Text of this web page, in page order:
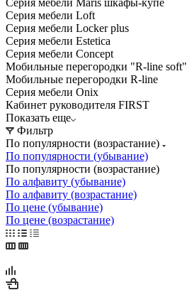
Серия мебели Loft
Серия мебели Locker plus
Серия мебели Estetica
Серия мебели Concept
Мобильные перегородки "R-line soft"
Мобильные перегородки R-line
Серия мебели Onix
Кабинет руководителя FIRST
Показать еще
Фильтр
По популярности (возрастание)
По популярности (убывание)
По популярности (возрастание)
По алфавиту (убывание)
По алфавиту (возрастание)
По цене (убывание)
По цене (возрастание)